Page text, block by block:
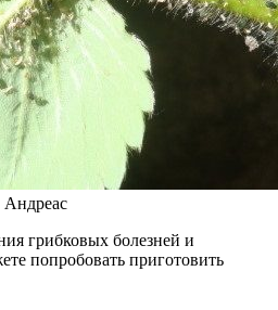
Андреас
грибковых болезней и
попробовать приготовить